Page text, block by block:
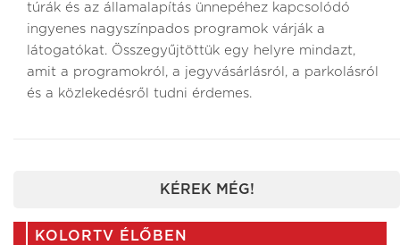
túrák és az államalapítás ünnepéhez kapcsolódó
ingyenes nagyszínpados programok várják a
látogatókat. Összegyűjtöttük egy helyre mindazt,
amit a programokról, a jegyvásárlásról, a parkolásról
és a közlekedésről tudni érdemes.
KÉREK MÉG!
KOLORTV ÉLŐBEN